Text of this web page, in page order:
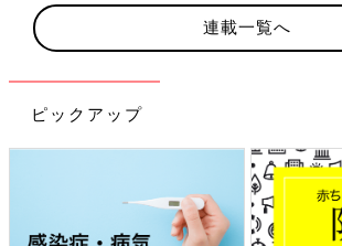
連載一覧へ
ピックアップ